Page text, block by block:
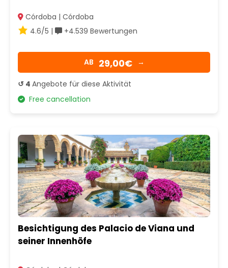
Córdoba | Córdoba
4.6/5 |
+4.539 Bewertungen
AB 29,00€ →
↺ 4 Angebote für diese Aktivität
Free cancellation
Besichtigung des Palacio de Viana und
seiner Innenhöfe